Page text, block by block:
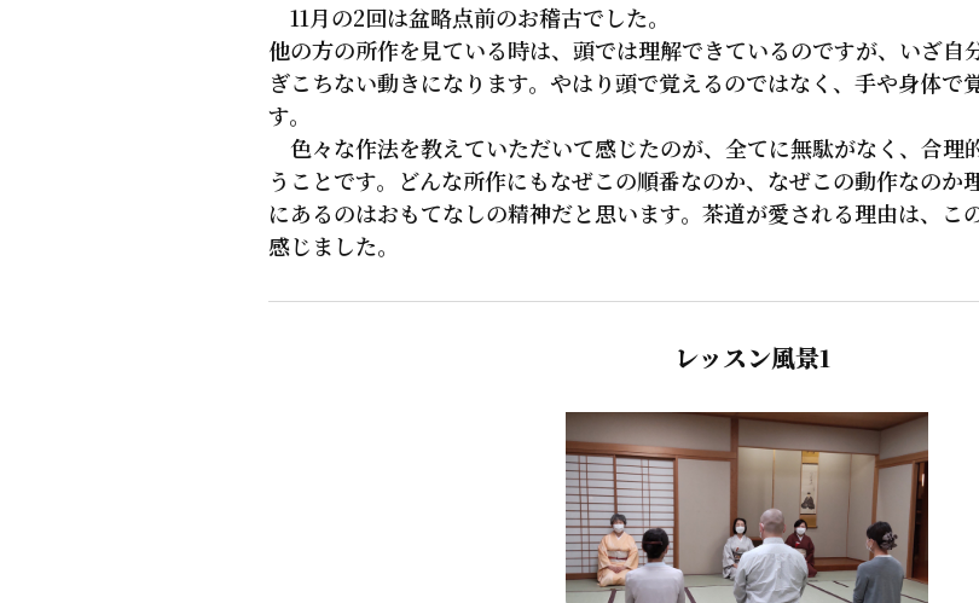
11月の2回は盆略点前のお稽古でした。
他の方の所作を見ている時は、頭では理解できているのですが、いざ自
ぎこちない動きになります。やはり頭で覚えるのではなく、手や身体で
す。
色々な作法を教えていただいて感じたのが、全てに無駄がなく、合理
うことです。どんな所作にもなぜこの順番なのか、なぜこの動作なのか
にあるのはおもてなしの精神だと思います。茶道が愛される理由は、こ
感じました。
レッスン風景1